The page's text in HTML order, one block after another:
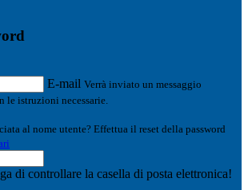
E-mail Verrà inviato un messaggio
istruzioni necessarie.
al nome utente? Effettua il reset della password
di controllare la casella di posta elettronica!